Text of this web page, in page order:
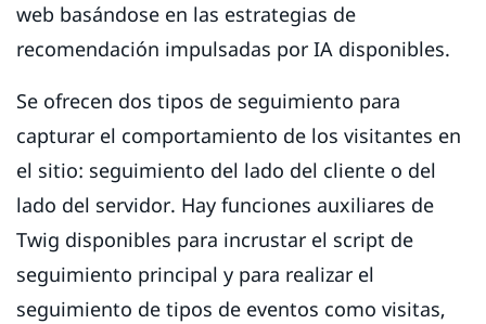
web basándose en las estrategias de
recomendación impulsadas por IA disponibles.
Se ofrecen dos tipos de seguimiento para
capturar el comportamiento de los visitantes en
el sitio: seguimiento del lado del cliente o del
lado del servidor. Hay funciones auxiliares de
Twig disponibles para incrustar el script de
seguimiento principal y para realizar el
seguimiento de tipos de eventos como visitas,